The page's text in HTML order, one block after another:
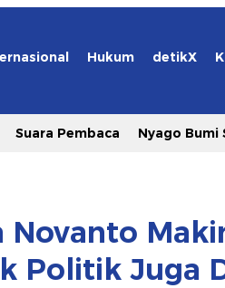
Hukum detikX
Suara Pembaca Nyago Bumi
Novanto
Politik Juga